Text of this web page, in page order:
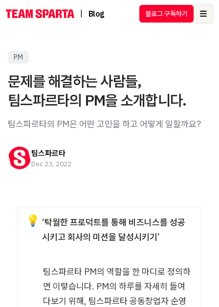
Blog 블로그 구독하기
PM
문제를 해결하는 사람들,
팀스파르타의 PM을 소개합니다.
팀스파르타의 PM은 어떤 고민을 하고 어떻게 일할까요?
팀스파르타
Dec 23, 2022
💡 ‘탁월한 프로덕트를 통해 비즈니스를 성공
시키고 회사의 미션을 달성시키기’
팀스파르타 PM의 역할을 한 마디로 정의하
면 이렇습니다. PM의 하루를 자세히 들여
다보기 위해, 팀스파르타 공동창업자 순영